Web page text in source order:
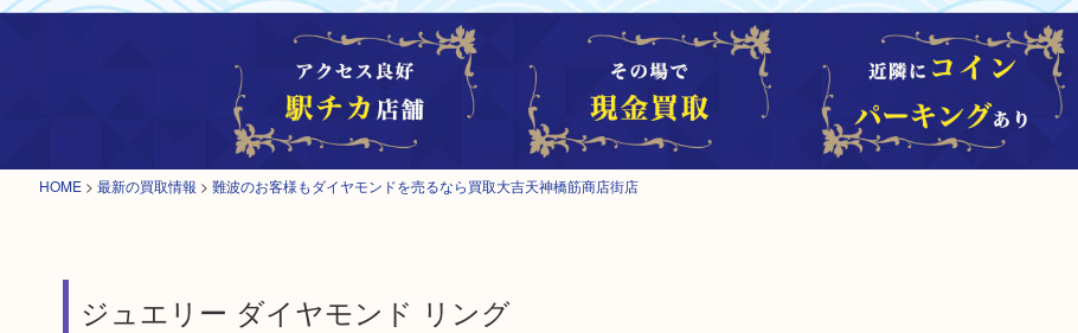
HOME > 最新の買取情報 > 難波のお客様もダイヤモンドを売るなら買取大吉天神橋筋商店街店
ジュエリー ダイヤモンド リング